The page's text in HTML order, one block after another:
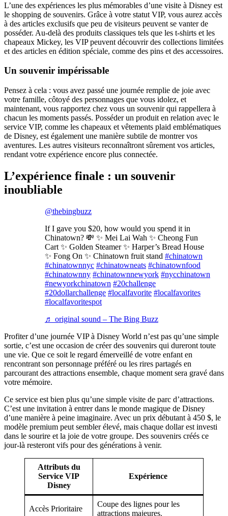
L’une des expériences les plus mémorables d’une visite à Disney est
le shopping de souvenirs. Grâce à votre statut VIP, vous aurez accès
à des articles exclusifs que peu de visiteurs peuvent se vanter de
posséder. Au-delà des produits classiques tels que les t-shirts et les
chapeaux Mickey, les VIP peuvent découvrir des collections limitées
et des articles en édition spéciale, comme des pins et des accessoires.
Un souvenir impérissable
Pensez à cela : vous avez passé une journée remplie de joie avec
votre famille, côtoyé des personnages que vous idolez, et
maintenant, vous rapportez chez vous un souvenir qui rappellera à
chacun les moments passés. Posséder un produit en relation avec le
service VIP, comme les chapeaux et vêtements plaid emblématiques
de Disney, est également une manière subtile de montrer vos
aventures. Les autres visiteurs reconnaîtront sûrement vos articles,
rendant votre expérience encore plus connectée.
L’expérience finale : un souvenir
inoubliable
@thebingbuzz
If I gave you $20, how would you spend it in
Chinatown? 💸 ✨ Mei Lai Wah ✨ Cheong Fun
Cart ✨ Golden Steamer ✨ Harper’s Bread House
✨ Fong On ✨ Chinatown fruit stand #chinatown
#chinatownnyc #chinatowneats #chinatownfood
#chinatownny #chinatownnewyork #nycchinatown
#newyorkchinatown #20challenge
#20dollarchallenge #localfavorite #localfavorites
#localfavoritespot
♬ original sound – The Bing Buzz
Profiter d’une journée VIP à Disney World n’est pas qu’une simple
sortie, c’est une occasion de créer des souvenirs qui dureront toute
une vie. Que ce soit le regard émerveillé de votre enfant en
rencontrant son personnage préféré ou les rires partagés en
parcourant des attractions ensemble, chaque moment sera gravé dans
votre mémoire.
Ce service est bien plus qu’une simple visite de parc d’attractions.
C’est une invitation à entrer dans le monde magique de Disney
d’une manière à peine imaginaire. Avec un prix débutant à 450 $, le
modèle premium peut sembler élevé, mais chaque dollar est investi
dans le sourire et la joie de votre groupe. Des souvenirs créés ce
jour-là resteront vifs pour des générations à venir.
Attributs du
Service VIP
Disney
Expérience
Accès Prioritaire
Coupe des lignes pour les
attractions majeures.